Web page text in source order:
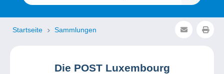
Startseite Sammlungen
Die POST Luxembourg